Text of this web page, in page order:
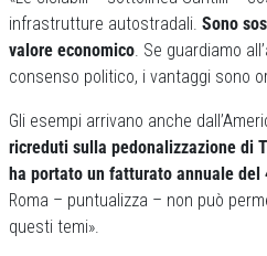
infrastrutture autostradali. Sono
valore economico. Se guardiamo
consenso politico, i vantaggi sono
Gli esempi arrivano anche
ricreduti sulla pedonalizzazione di
ha portato un fatturato annuale del
Roma – puntualizza – non può
questi temi».